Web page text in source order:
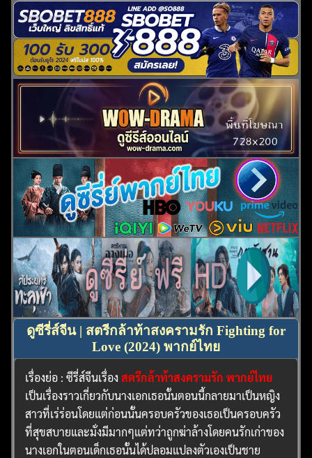
ค้นหา
สำหรับ:
ดูซีรี่ส์จีน | สตรีกล้าท้าสงครามรัก Fighting for
Love (2024) พากย์ไทย
เรื่องย่อ : ซีรี่ส์จีนเรื่องสตรีกล้าท้าสงครามรัก พากย์ไทย
เป็นเรื่องราวเกี่ยวกับนางเอกเธอนั้นตอนนี้กลายมาเป็นหญิง
สาวที่เร่ร่อนโดยแต่ก่อนนั้นครอบครัวของเธอเป็นครอบครัว
ที่สุขสบายและมั่งมีมากๆแต่ทว่าถูกฆ่าล้างโดยคนรักเก่าของ
นางเอกในตอนเด็กเธอนั้นได้ปลอมแปลงตัวเองเป็นชาย